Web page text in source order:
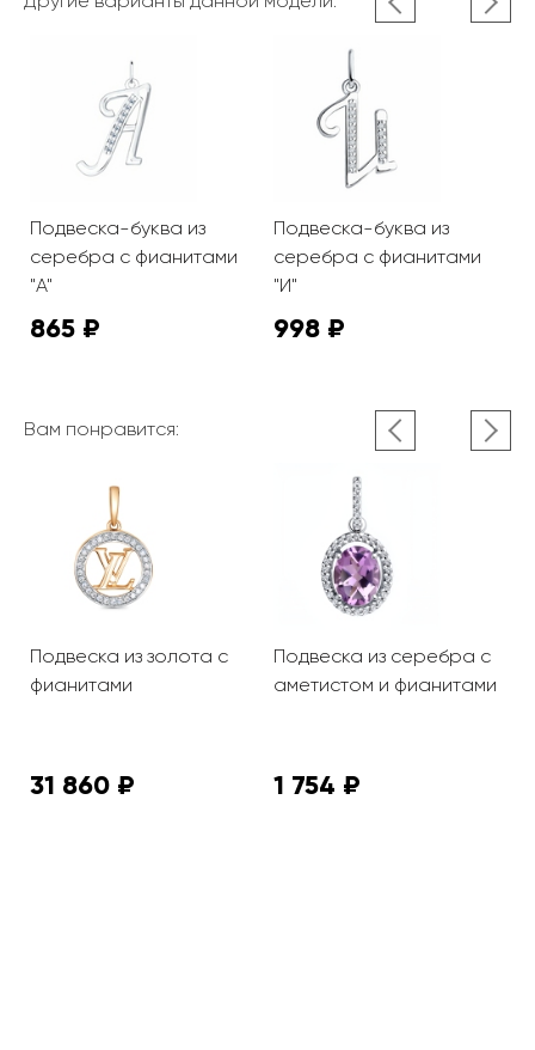
Подвеска-буква из
серебра с фианитами
"А"
865 ₽
Подвеска-буква из
серебра с фианитами
"И"
998 ₽
Вам понравится:
Подвеска из золота с
фианитами
31 860 ₽
Подвеска из серебра с
аметистом и фианитами
1 754 ₽